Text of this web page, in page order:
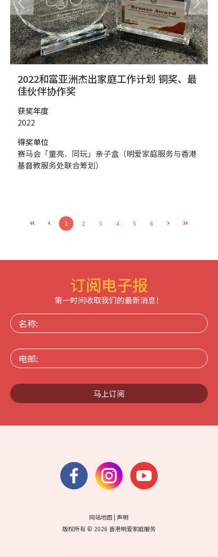
2022和富亚洲杰出家庭工作计划 铜奖、最
佳伙伴协作奖
获奖年度
2022
得奖单位
赛马会「童亮．同玩」亲子盒（明爱家庭服务与香港
基督教服务处联合筹划）
1 2 3 4 5 6
订阅电子报
第一时间收取我们的最新消息！
名
称:
电
邮:
马上订阅
网站地图 |声明
版权所有 © 2026 香港明爱家庭服务